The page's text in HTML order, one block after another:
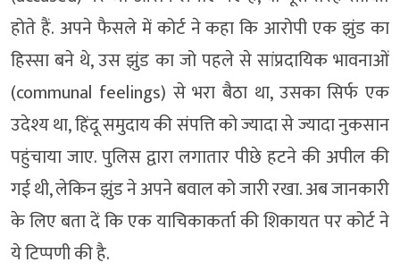
होते हैं. अपने फैसले में कोर्ट ने कहा कि आरोपी एक झुंड का
हिस्सा बने थे, उस झुंड का जो पहले से सांप्रदायिक भावनाओं
(communal feelings) से भरा बैठा था, उसका सिर्फ एक
उदेश्य था, हिंदू समुदाय की संपत्ति को ज्यादा से ज्यादा नुकसान
पहुंचाया जाए. पुलिस द्वारा लगातार पीछे हटने की अपील की
गई थी, लेकिन झुंड ने अपने बवाल को जारी रखा. अब जानकारी
के लिए बता दें कि एक याचिकाकर्ता की शिकायत पर कोर्ट ने
ये टिप्पणी की है.